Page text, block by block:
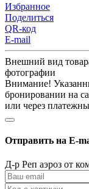
Избранное
Поделиться
QR-код
E-mail
Внешний вид
фотографии
Внимание!
бронировании на
или через
Отправить на E-
Д-р Реп аэроз от